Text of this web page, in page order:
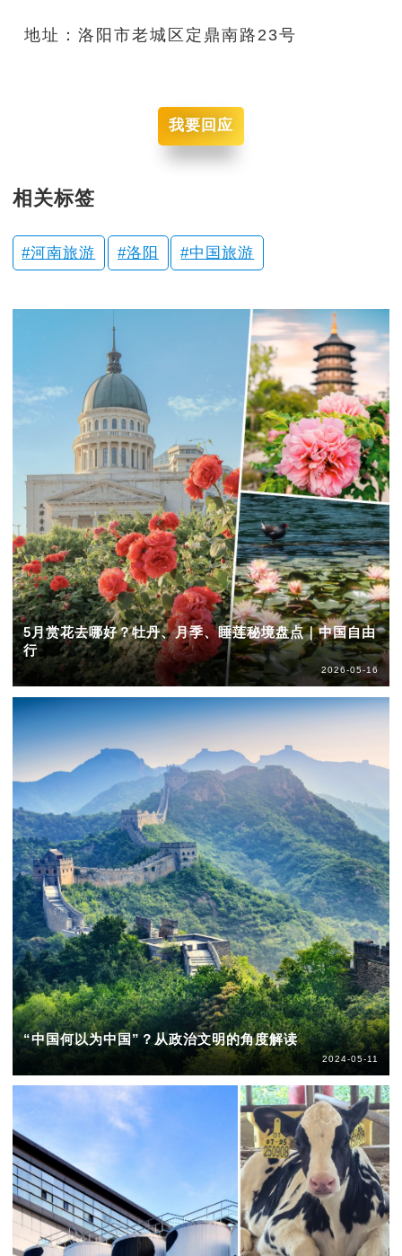
地址：洛阳市老城区定鼎南路23号
我要回应
相关标签
河南旅游 洛阳 中国旅游
5月赏花去哪好？牡丹、月季、睡莲秘境盘点｜中国自由
行
2026-05-16
“中国何以为中国”？从政治文明的角度解读
2024-05-11